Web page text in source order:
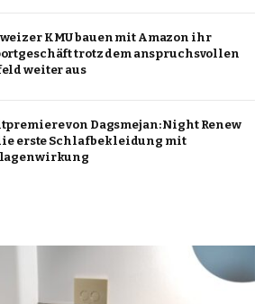
KMU bauen mit Amazon ihr
trotz dem anspruchsvollen
weiter aus
von Dagsmejan: Night Renew
erste Schlafbekleidung mit